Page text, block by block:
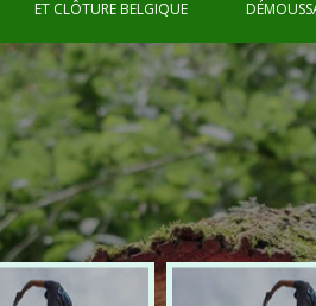
ET CLÔTURE BELGIQUE